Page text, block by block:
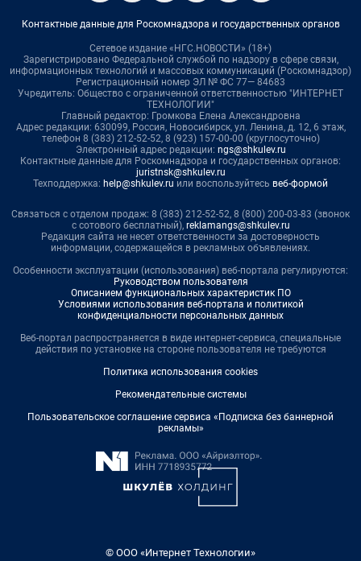
Контактные данные для Роскомнадзора и государственных органов
Сетевое издание «НГС.НОВОСТИ» (18+)
Зарегистрировано Федеральной службой по надзору в сфере связи,
информационных технологий и массовых коммуникаций (Роскомнадзор)
Регистрационный номер ЭЛ № ФС 77— 84683
Учредитель: Общество с ограниченной ответственностью "ИНТЕРНЕТ
ТЕХНОЛОГИИ"
Главный редактор: Громкова Елена Александровна
Адрес редакции: 630099, Россия, Новосибирск, ул. Ленина, д. 12, 6 этаж,
телефон 8 (383) 212-52-52, 8 (923) 157-00-00 (круглосуточно)
Электронный адрес редакции: ngs@shkulev.ru
Контактные данные для Роскомнадзора и государственных органов:
juristnsk@shkulev.ru
Техподдержка: help@shkulev.ru или воспользуйтесь веб-формой
Связаться с отделом продаж: 8 (383) 212-52-52, 8 (800) 200-03-83 (звонок
с сотового бесплатный), reklamangs@shkulev.ru
Редакция сайта не несет ответственности за достоверность
информации, содержащейся в рекламных объявлениях.
Особенности эксплуатации (использования) веб-портала регулируются:
Руководством пользователя
Описанием функциональных характеристик ПО
Условиями использования веб-портала и политикой
конфиденциальности персональных данных
Веб-портал распространяется в виде интернет-сервиса, специальные
действия по установке на стороне пользователя не требуются
Политика использования cookies
Рекомендательные системы
Пользовательское соглашение сервиса «Подписка без баннерной
рекламы»
© ООО «Интернет Технологии»